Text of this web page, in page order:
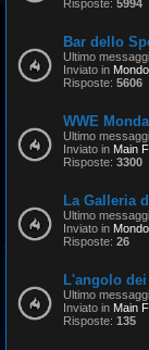
Risposte: 5994
Bar dello
Ultimo
Inviato in Mondo
Risposte: 5606
WWE
Ultimo
Inviato in Main
Risposte: 3300
La Galleria
Ultimo
Inviato in Mondo
Risposte: 26
L'angolo
Ultimo
Inviato in Main
Risposte: 135